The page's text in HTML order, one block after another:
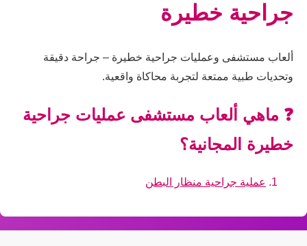
جراحية خطيرة
ألعاب مستشفى وعمليات جراحية خطيرة – جراحة دقيقة
وتحديات طبية ممتعة لتجربة محاكاة واقعية.
❓ ماهي ألعاب مستشفى عمليات جراحية
خطيرة المجانية؟
عملية جراحية منظار البطن